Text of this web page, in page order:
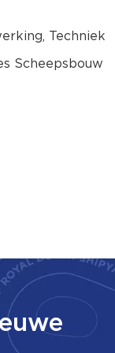
Techniek
Scheepsbouw